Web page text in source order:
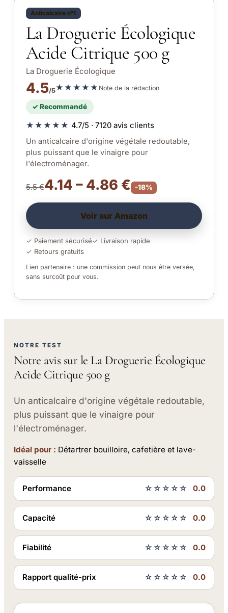
Anticalcaire n°1
La Droguerie Écologique
Acide Citrique 500 g
La Droguerie Écologique
4.5/5★★★★★ Note de la rédaction
✓ Recommandé
★★★★★ 4.7/5 · 7120 avis clients
Un anticalcaire d'origine végétale redoutable,
plus puissant que le vinaigre pour
l'électroménager.
5.5 €4.14 – 4.86 € -18%
Voir sur Amazon
✓ Paiement sécurisé✓ Livraison rapide
✓ Retours gratuits
Lien partenaire : une commission peut nous être versée,
sans surcoût pour vous.
NOTRE TEST
Notre avis sur le La Droguerie Écologique
Acide Citrique 500 g
Un anticalcaire d'origine végétale redoutable,
plus puissant que le vinaigre pour
l'électroménager.
Idéal pour : Détartrer bouilloire, cafetière et lave-
vaisselle
Performance ☆☆☆☆☆ 0.0
Capacité ☆☆☆☆☆ 0.0
Fiabilité ☆☆☆☆☆ 0.0
Rapport qualité-prix ☆☆☆☆☆ 0.0